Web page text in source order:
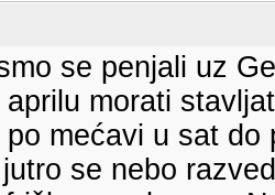
se penjali uz
morati
mećavi u sat
se nebo